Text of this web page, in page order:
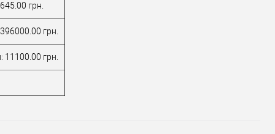
грн.
грн.
грн.